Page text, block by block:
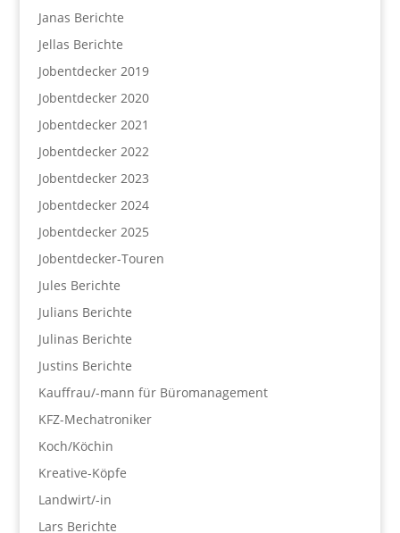
Janas Berichte
Jellas Berichte
Jobentdecker 2019
Jobentdecker 2020
Jobentdecker 2021
Jobentdecker 2022
Jobentdecker 2023
Jobentdecker 2024
Jobentdecker 2025
Jobentdecker-Touren
Jules Berichte
Julians Berichte
Julinas Berichte
Justins Berichte
Kauffrau/-mann für Büromanagement
KFZ-Mechatroniker
Koch/Köchin
Kreative-Köpfe
Landwirt/-in
Lars Berichte